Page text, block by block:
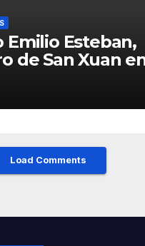
Emilio Esteban,
de San Xuan
Honor para
Load Comments